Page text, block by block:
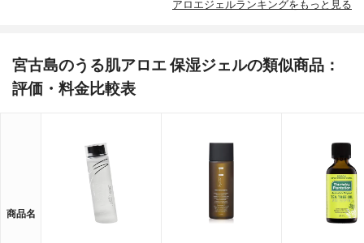
アロエジェルランキングをもっと見る
宮古島のうる肌アロエ 保湿ジェルの類似商品：
評価・料金比較表
商品名